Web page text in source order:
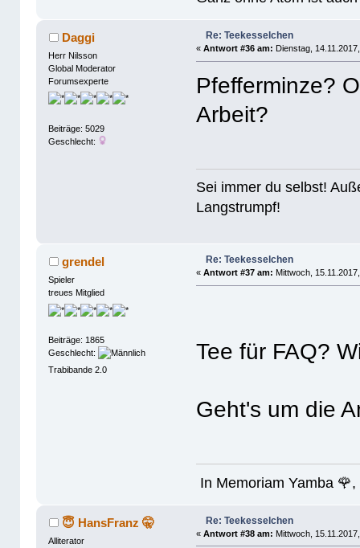
Daggi
Herr Nilsson
Global Moderator
Forumsexperte
Beiträge: 5029
Geschlecht:
Re: Teekesselchen
«Antwort #36 am: Dienstag,
Pfefferminze?
Arbeit?
Sei immer du selbst!
Langstrumpf!
grendel
Spieler
treues Mitglied
Beiträge: 1865
Geschlecht:
Trabibande 2.0
Re: Teekesselchen
«Antwort #37 am: Mittwoch,
Tee für FAQ?
Geht's um die
In Memoriam Yamba
😇 HansFranz 🤫
Alliterator
Re: Teekesselchen
«Antwort #38 am: Mittwoch,